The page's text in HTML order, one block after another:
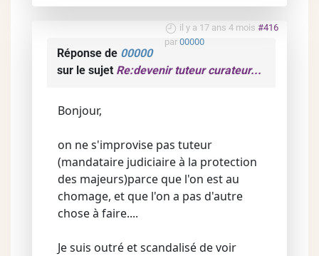
il y a 17 ans 4 mois #416
par 00000
Réponse de 00000
sur le sujet Re:devenir tuteur curateur...
Bonjour,
on ne s'improvise pas tuteur
(mandataire judiciaire à la protection
des majeurs)parce que l'on est au
chomage, et que l'on a pas d'autre
chose à faire....
Je suis outré et scandalisé de voir